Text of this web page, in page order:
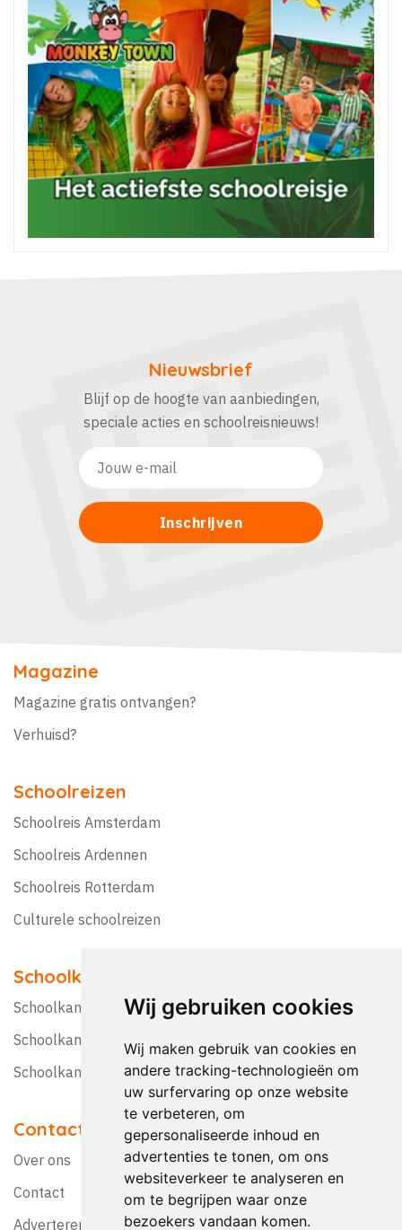
Wij gebruiken cookies
Wij maken gebruik van cookies en
andere tracking-technologieën om
uw surfervaring op onze website
te verbeteren, om
gepersonaliseerde inhoud en
advertenties te tonen, om ons
websiteverkeer te analyseren en
om te begrijpen waar onze
bezoekers vandaan komen.
Nieuwsbrief
Blijf op de hoogte van aanbiedingen,
speciale acties en schoolreisnieuws!
Magazine
Magazine gratis ontvangen?
Verhuisd?
Schoolreizen
Schoolreis Amsterdam
Schoolreis Ardennen
Schoolreis Rotterdam
Culturele schoolreizen
Schoolkampen
Schoolkamp Nederland
Schoolkamp België
Schoolkamptips
Contact
Over ons
Contact
Adverteren?